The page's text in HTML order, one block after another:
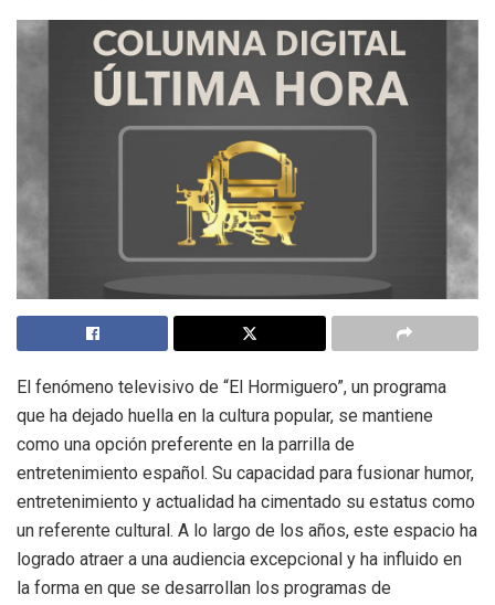
El fenómeno televisivo de “El Hormiguero”, un programa
que ha dejado huella en la cultura popular, se mantiene
como una opción preferente en la parrilla de
entretenimiento español. Su capacidad para fusionar humor,
entretenimiento y actualidad ha cimentado su estatus como
un referente cultural. A lo largo de los años, este espacio ha
logrado atraer a una audiencia excepcional y ha influido en
la forma en que se desarrollan los programas de